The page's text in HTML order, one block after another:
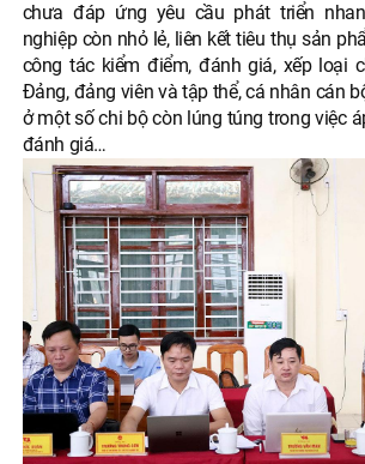
chưa đáp ứng yêu cầu phát triển
nghiệp còn nhỏ lẻ, liên kết tiêu thụ sản
công tác kiểm điểm, đánh giá, xếp loại
Đảng, đảng viên và tập thể, cá nhân cán
ở một số chi bộ còn lúng túng trong việc
đánh giá…